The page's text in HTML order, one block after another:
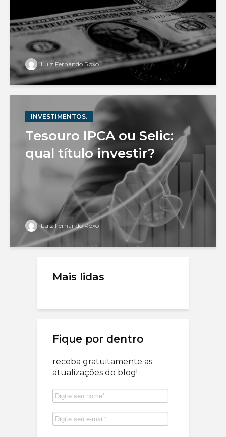
Luiz Fernando Roxo
INVESTIMENTOS.
Tesouro IPCA ou Selic:
qual título investir?
Luiz Fernando Roxo
Mais lidas
Fique por dentro
receba gratuitamente as
atualizações do blog!